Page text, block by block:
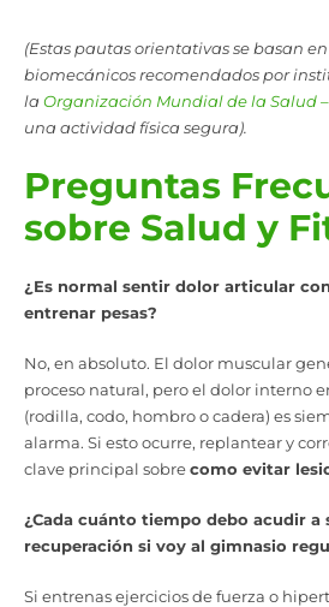
(Estas pautas orientativas se basan
biomecánicos recomendados por
la Organización Mundial de la Salud –
una actividad física segura).
Preguntas
sobre Salud y
¿Es normal sentir dolor articular
entrenar pesas?
No, en absoluto. El dolor muscular
proceso natural, pero el dolor interno
(rodilla, codo, hombro o cadera) es
alarma. Si esto ocurre, replantear y
clave principal sobrecomo evitar
¿Cada cuánto tiempo debo acudir a
recuperación si voy al gimnasio
Si entrenas ejercicios de fuerza o